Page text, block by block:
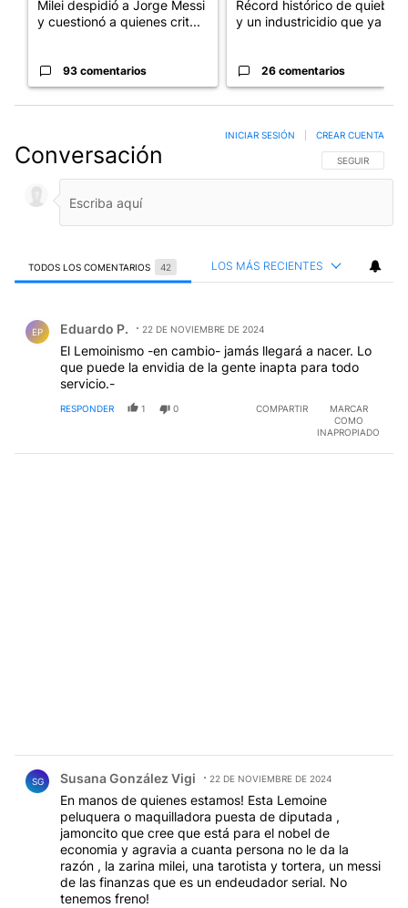
Milei despidió a Jorge Messi
y cuestionó a quienes crit...
93 comentarios
Récord histórico de quiebras
y un industricidio que ya ...
26 comentarios
Conversación SIGA ESTA
SEGUIR
INICIAR SESIÓN CREAR CUENTA
TODOS LOS COMENTARIOS 42 LOS MÁS RECIENTES
EP Eduardo P. 22 DE NOVIEMBRE DE 2024
El Lemoinismo -en cambio- jamás llegará a nacer. Lo
que puede la envidia de la gente inapta para todo
servicio.-
RESPONDER 1 0 COMPARTIR
MARCAR
COMO
INAPROPIADO
SG Susana González Vigi 22 DE NOVIEMBRE DE 2024
En manos de quienes estamos! Esta Lemoine
peluquera o maquilladora puesta de diputada ,
jamoncito que cree que está para el nobel de
economia y agravia a cuanta persona no le da la
razón , la zarina milei, una tarotista y tortera, un messi
de las finanzas que es un endeudador serial. No
tenemos freno!